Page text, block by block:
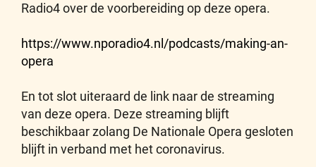
Radio4 over de voorbereiding op deze opera.
https://www.nporadio4.nl/podcasts/making-an-
opera
En tot slot uiteraard de link naar de streaming
van deze opera. Deze streaming blijft
beschikbaar zolang De Nationale Opera gesloten
blijft in verband met het coronavirus.